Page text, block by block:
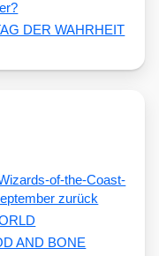
DER WAHRHEIT
of-the-Coast-
zurück
AND BONE